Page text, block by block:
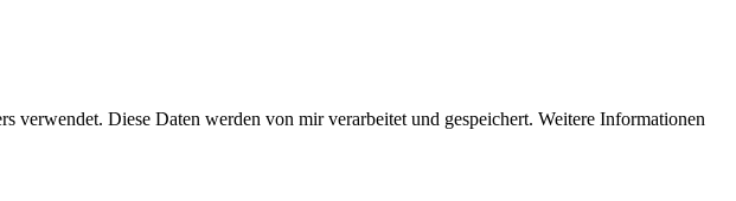
verwendet. Diese Daten werden von mir verarbeitet und gespeichert. Weitere Informationen